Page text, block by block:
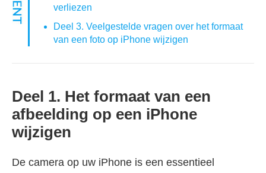
verliezen
Deel 3. Veelgestelde vragen over het formaat
van een foto op iPhone wijzigen
Deel 1. Het formaat van een
afbeelding op een iPhone
wijzigen
De camera op uw iPhone is een essentieel